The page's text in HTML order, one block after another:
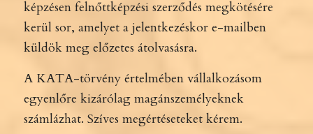
képzésen felnőttképzési szerződés megkötésére
kerül sor, amelyet a jelentkezéskor e-mailben
küldök meg előzetes átolvasásra.
A KATA-törvény értelmében vállalkozásom
egyenlőre kizárólag magánszemélyeknek
számlázhat. Szíves megértéseteket kérem.